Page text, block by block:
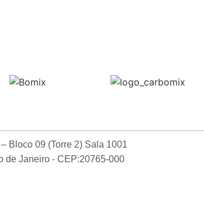
Bloco 09 (Torre 2) Sala 1001
de Janeiro - CEP:20765-000